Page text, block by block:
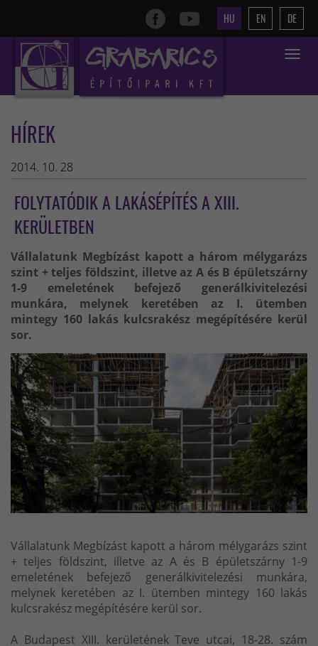
HU EN DE
Toggle
HÍREK
2014. 10. 28
FOLYTATÓDIK A LAKÁSÉPÍTÉS A XIII.
KERÜLETBEN
Vállalatunk Megbízást kapott a három mélygarázs
szint + teljes földszint, illetve az A és B épületszárny
1-9 emeletének befejező generálkivitelezési
munkára, melynek keretében az I. ütemben
mintegy 160 lakás kulcsrakész megépítésére kerül
sor.
Vállalatunk Megbízást kapott a három mélygarázs szint
+ teljes földszint, illetve az A és B épületszárny 1-9
emeletének befejező generálkivitelezési munkára,
melynek keretében az I. ütemben mintegy 160 lakás
kulcsrakész megépítésére kerül sor.
A Budapest XIII. kerületének Teve utcai, 18-28. szám